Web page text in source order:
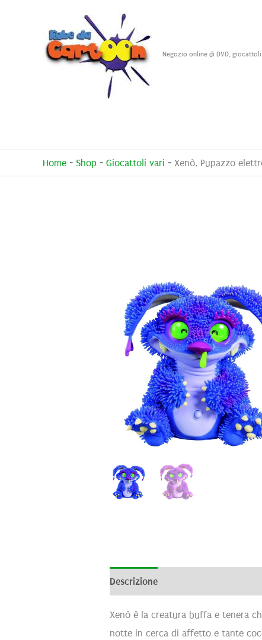
Negozio online di DVD,
Home - Shop - Giocattoli vari - Xenò, Pupazzo
Descrizione
Xenò è la creatura buffa e tenera
notte in cerca di affetto e tante